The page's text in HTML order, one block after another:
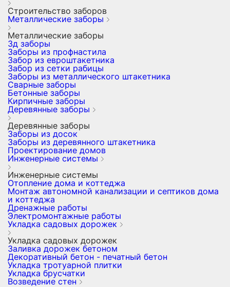
Строительство заборов
Металлические заборы
Металлические заборы
3д заборы
Заборы из профнастила
Забор из евроштакетника
Забор из сетки рабицы
Заборы из металлического штакетника
Сварные заборы
Бетонные заборы
Кирпичные заборы
Деревянные заборы
Деревянные заборы
Заборы из досок
Заборы из деревянного штакетника
Проектирование домов
Инженерные системы
Инженерные системы
Отопление дома и коттеджа
Монтаж автономной канализации и септиков дома
и коттеджа
Дренажные работы
Электромонтажные работы
Укладка садовых дорожек
Укладка садовых дорожек
Заливка дорожек бетоном
Декоративный бетон - печатный бетон
Укладка тротуарной плитки
Укладка брусчатки
Возведение стен